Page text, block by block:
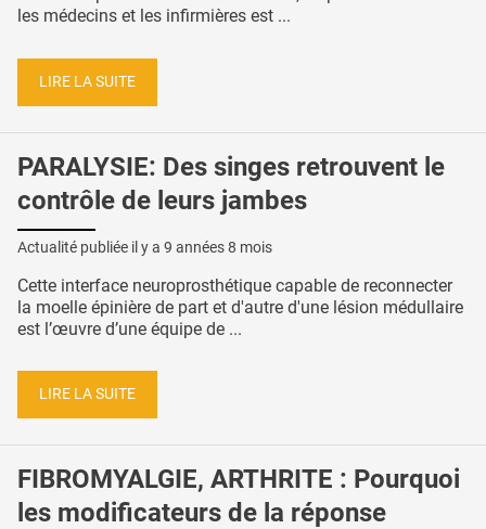
les médecins et les infirmières est ...
LIRE LA SUITE
PARALYSIE: Des singes retrouvent le
contrôle de leurs jambes
Actualité publiée il y a 9 années 8 mois
Cette interface neuroprosthétique capable de reconnecter
la moelle épinière de part et d'autre d'une lésion médullaire
est l’œuvre d’une équipe de ...
LIRE LA SUITE
FIBROMYALGIE, ARTHRITE : Pourquoi
les modificateurs de la réponse